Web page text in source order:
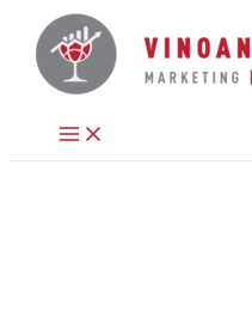
contenido
Main
Menu